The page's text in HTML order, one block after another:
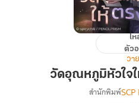
อุณหภูมิ
หัวใจ
โ
ตัว
วาย
วัดอุณหภูมิหัวใจ
สำนักพิมพ์